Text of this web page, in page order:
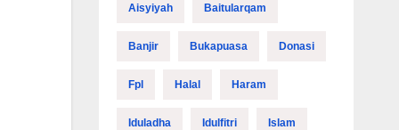
Aisyiyah Baitularqam
Banjir Bukapuasa Donasi
Fpl Halal Haram
Iduladha Idulfitri Islam